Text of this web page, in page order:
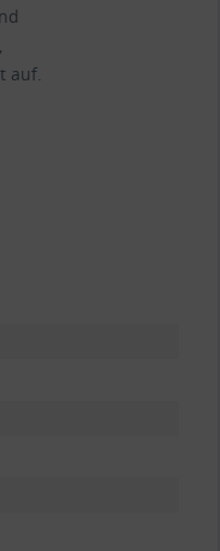
auf.